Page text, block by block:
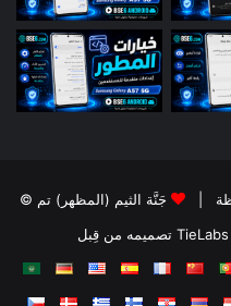
جَنَّة الثيم (المظهر) تم
تصميمه من قِبل TieLabs